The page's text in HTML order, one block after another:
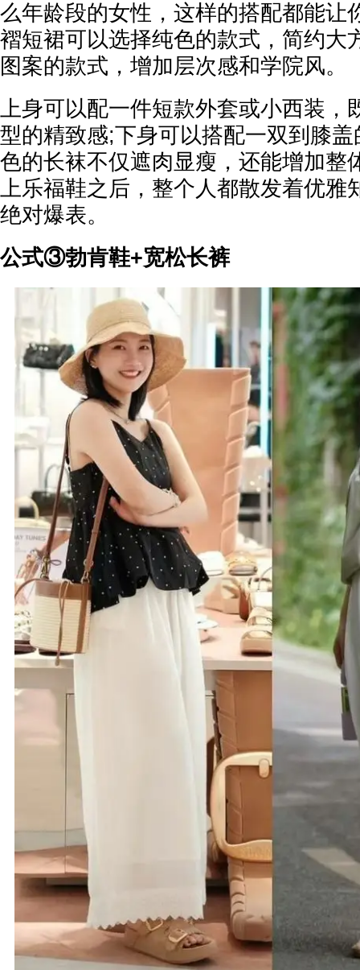
么年龄段的女性，这样的搭配都能让
褶短裙可以选择纯色的款式，简约大
图案的款式，增加层次感和学院风。
上身可以配一件短款外套或小西装，
型的精致感;下身可以搭配一双到膝
色的长袜不仅遮肉显瘦，还能增加整
上乐福鞋之后，整个人都散发着优雅
绝对爆表。
公式③勃肯鞋+宽松长裤